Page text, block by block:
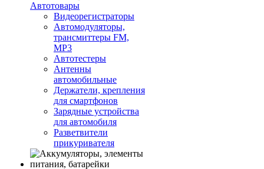
Автотовары
Видеорегистраторы
Автомодуляторы,
трансмиттеры FM,
MP3
Автотестеры
Антенны
автомобильные
Держатели, крепления
для смартфонов
Зарядные устройства
для автомобиля
Разветвители
прикуривателя